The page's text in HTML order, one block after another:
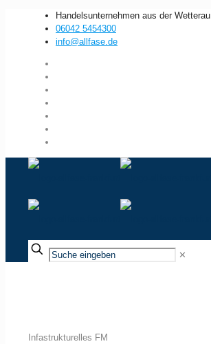
Handelsunternehmen aus der Wetterau
06042 5454300
info@allfase.de
✕
Infastrukturelles FM